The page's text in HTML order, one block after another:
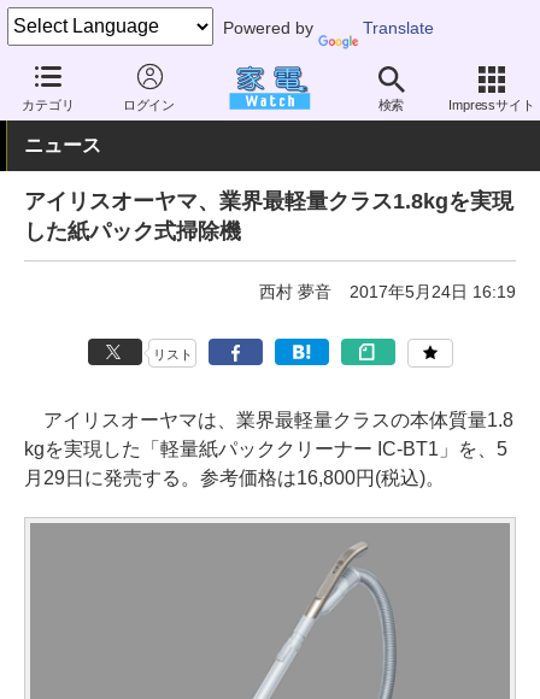
Powered by Translate
カテゴリ ログイン 検索 Impressサイト
家電 Watch 生活家電 掃除機 紙パック式
ニュース
アイリスオーヤマ、業界最軽量クラス1.8kgを実現
した紙パック式掃除機
西村 夢音 2017年5月24日 16:19
リスト
アイリスオーヤマは、業界最軽量クラスの本体質量1.8
kgを実現した「軽量紙パッククリーナー IC-BT1」を、5
月29日に発売する。参考価格は16,800円(税込)。